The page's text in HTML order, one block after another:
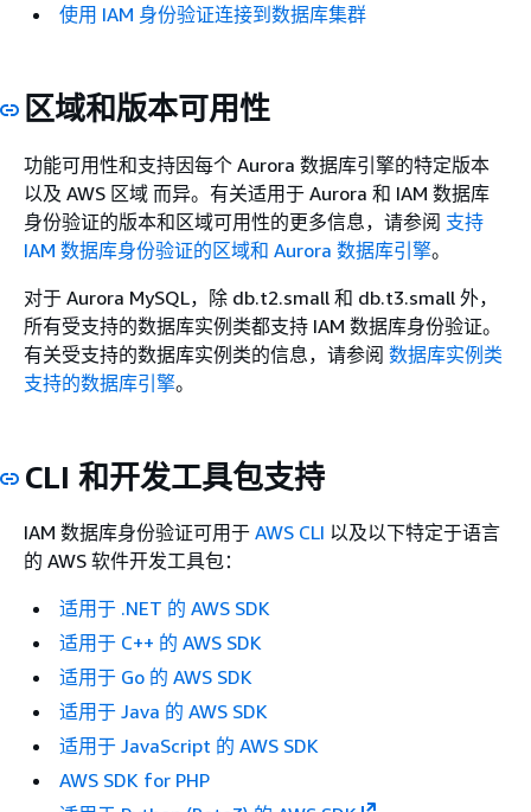
使用 IAM 身份验证连接到数据库集群
区域和版本可用性
功能可用性和支持因每个 Aurora 数据库引擎的特定版本
以及 AWS 区域 而异。有关适用于 Aurora 和 IAM 数据库
身份验证的版本和区域可用性的更多信息，请参阅 支持
IAM 数据库身份验证的区域和 Aurora 数据库引擎。
对于 Aurora MySQL，除 db.t2.small 和 db.t3.small 外，
所有受支持的数据库实例类都支持 IAM 数据库身份验证。
有关受支持的数据库实例类的信息，请参阅 数据库实例类
支持的数据库引擎。
CLI 和开发工具包支持
IAM 数据库身份验证可用于 AWS CLI 以及以下特定于语言
的 AWS 软件开发工具包：
适用于 .NET 的 AWS SDK
适用于 C++ 的 AWS SDK
适用于 Go 的 AWS SDK
适用于 Java 的 AWS SDK
适用于 JavaScript 的 AWS SDK
AWS SDK for PHP